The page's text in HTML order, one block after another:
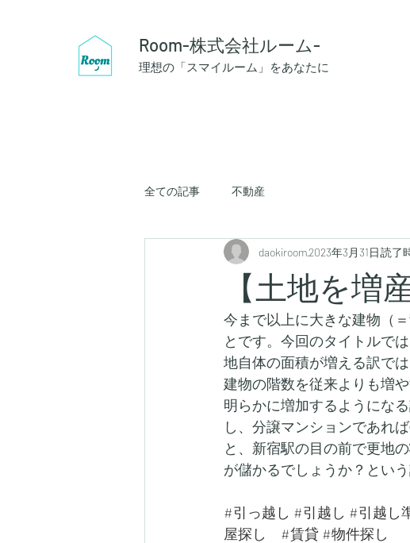
Room-株式会社ルーム-
理想の「スマイルーム」をあなたに
全ての記事 不動産
【土地を増産
daokiroom2023年3月31日読了
今まで以上に大きな建物（
とです。今回のタイトルで
地自体の面積が増える訳で
建物の階数を従来よりも増
明らかに増加するようにな
し、分譲マンションであれ
と、新宿駅の目の前で更地
が儲かるでしょうか？という
#引っ越し #引越し #引越し
屋探し
#賃貸 #物件探し